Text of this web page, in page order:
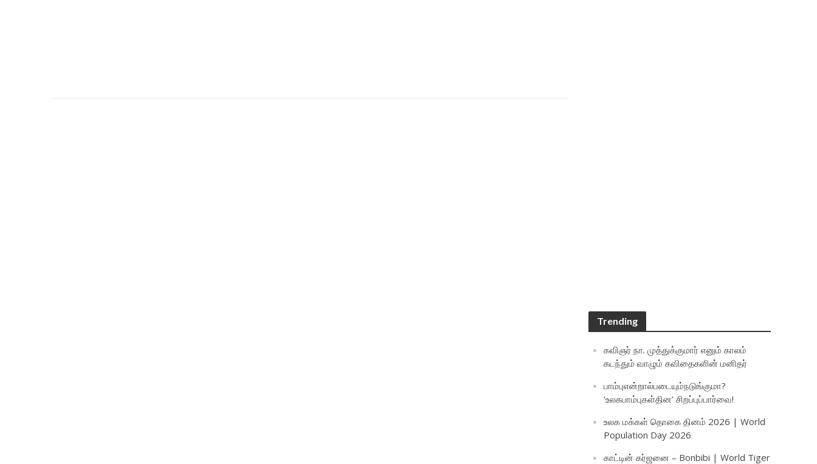
Trending
கவிஞர் நா. முத்துக்குமார் எனும் காலம்
கடந்தும் வாழும் கவிதைகளின் மனிதர்
பாம்புஎன்றால்படையும்நடுங்குமா?
‘உலகபாம்புகள்தின’ சிறப்புப்பார்வை!
உலக மக்கள் தொகை தினம் 2026 | World
Population Day 2026
காட்டின் கர்ஜனை – Bonbibi | World Tiger